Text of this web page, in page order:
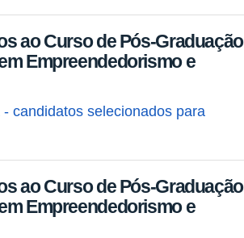
ao Curso de Pós-Graduação
Empreendedorismo e
candidatos selecionados para
ao Curso de Pós-Graduação
Empreendedorismo e